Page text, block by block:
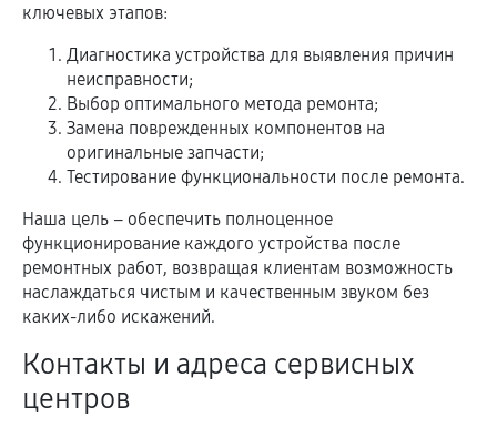
ключевых этапов:
Диагностика устройства для выявления причин
неисправности;
Выбор оптимального метода ремонта;
Замена поврежденных компонентов на
оригинальные запчасти;
Тестирование функциональности после ремонта.
Наша цель – обеспечить полноценное
функционирование каждого устройства после
ремонтных работ, возвращая клиентам возможность
наслаждаться чистым и качественным звуком без
каких-либо искажений.
Контакты и адреса сервисных
центров